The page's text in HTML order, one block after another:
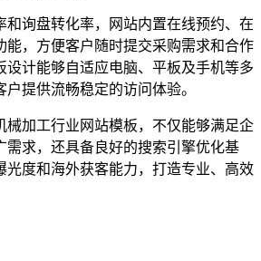
和询盘转化率，网站内置在线预约、在
能，方便客户随时提交采购需求和合作
设计能够自适应电脑、平板及手机等多
提供流畅稳定的访问体验。
械加工行业网站模板，不仅能够满足企
需求，还具备良好的搜索引擎优化基
光度和海外获客能力，打造专业、高效